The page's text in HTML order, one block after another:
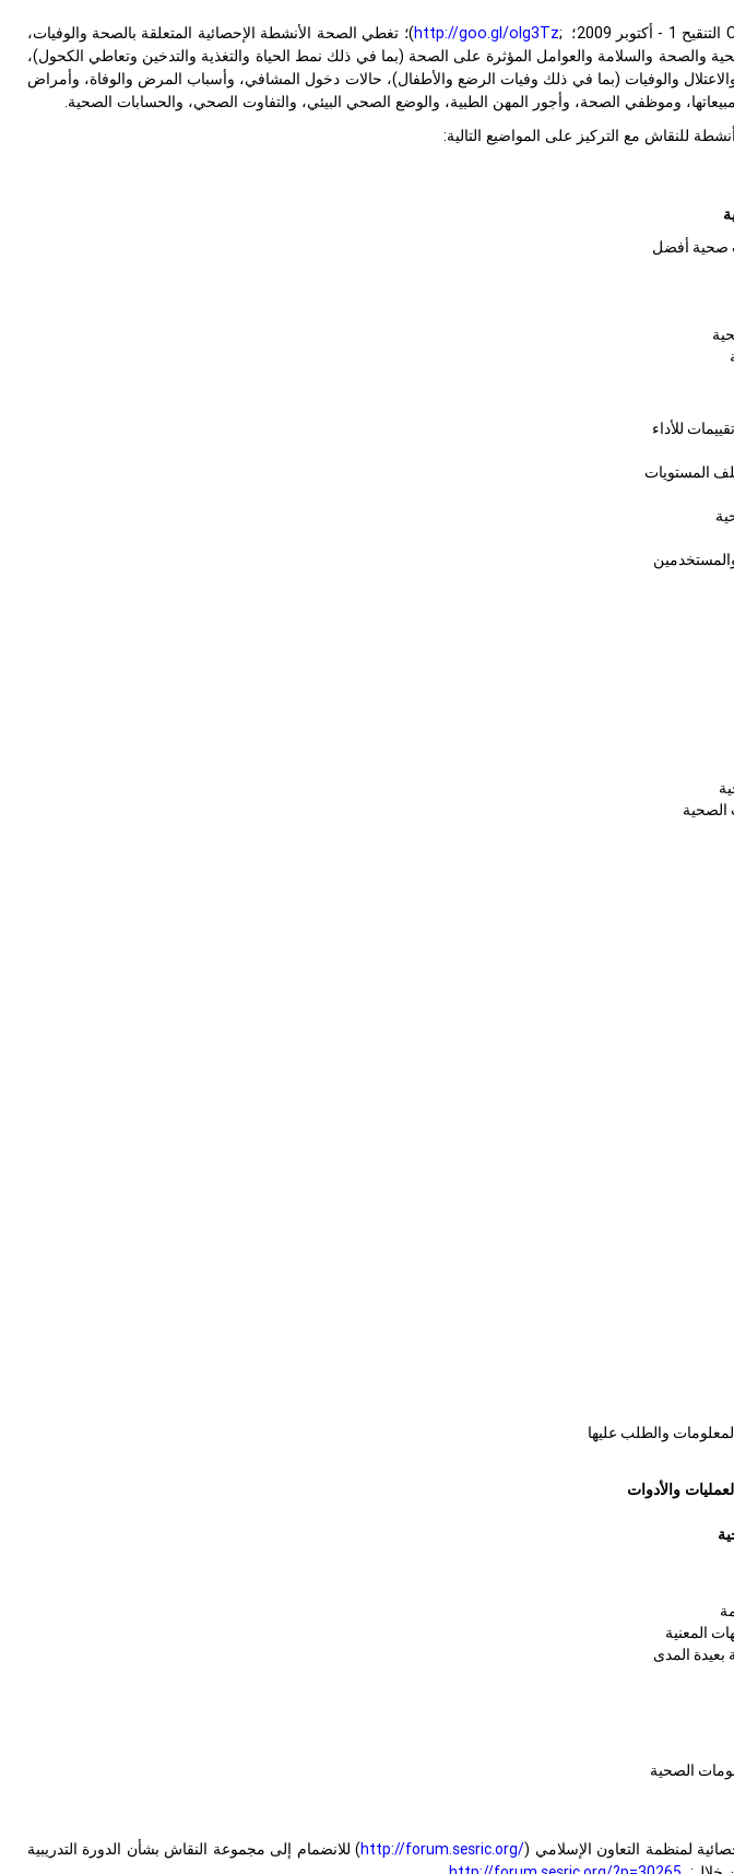
التنقيح 1 - أكتوبر 2009؛ ;
http://goo.gl/olg3Tz)؛ تغطي الصحة الأنشطة الإحصائية المتعلقة بالصحة والوفيات،
والصحة والسلامة والعوامل المؤثرة على الصحة (بما في ذلك نمط الحياة والتغذية والتدخين وتعاطي الكحول)،
والاعتلال والوفيات (بما في ذلك وفيات الرضع والأطفال)، حالات دخول المشافي، وأسباب المرض والوفاة، وأمراض
وموظفي الصحة، وأجور المهن الطبية، والوضع الصحي البيئي، والتفاوت الصحي، والحسابات الصحية.
للنقاش مع التركيز على المواضيع التالية:
صحية أفضل
للأداء
المستويات
الصحية
والطلب عليها
والأدوات
المعنية
بعيدة المدى
لمنظمة التعاون الإسلامي (http://forum.sesric.org/) للانضمام إلى مجموعة النقاش بشأن الدورة التدريبية